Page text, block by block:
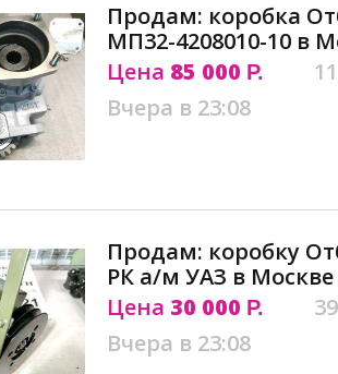
Продам: коробка
МП32-4208010-10 в
Цена 85 000 Р.
Вчера в 23:08
Продам: коробку
РК а/м УАЗ в Москве
Цена 30 000 Р.
Вчера в 23:08